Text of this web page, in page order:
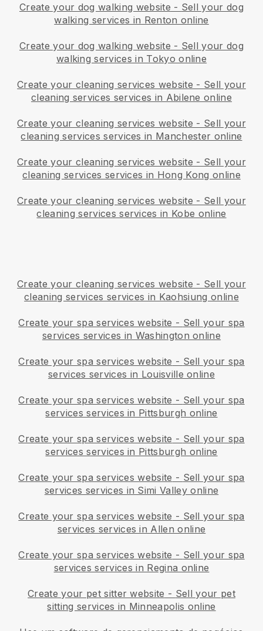
Create your dog walking website - Sell your dog
walking services in Renton online
Create your dog walking website - Sell your dog
walking services in Tokyo online
Create your cleaning services website - Sell your
cleaning services services in Abilene online
Create your cleaning services website - Sell your
cleaning services services in Manchester online
Create your cleaning services website - Sell your
cleaning services services in Hong Kong online
Create your cleaning services website - Sell your
cleaning services services in Kobe online
Create your cleaning services website - Sell your
cleaning services services in Kaohsiung online
Create your spa services website - Sell your spa
services services in Washington online
Create your spa services website - Sell your spa
services services in Louisville online
Create your spa services website - Sell your spa
services services in Pittsburgh online
Create your spa services website - Sell your spa
services services in Pittsburgh online
Create your spa services website - Sell your spa
services services in Simi Valley online
Create your spa services website - Sell your spa
services services in Allen online
Create your spa services website - Sell your spa
services services in Regina online
Create your pet sitter website - Sell your pet
sitting services in Minneapolis online